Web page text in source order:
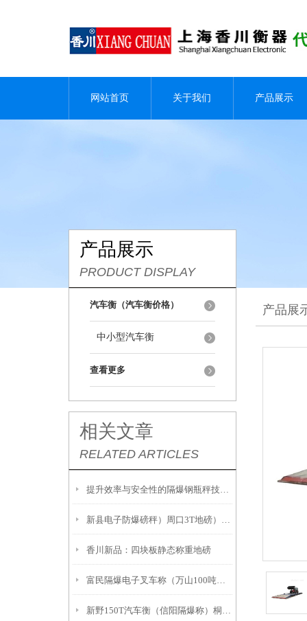
网站首页 关于我们 产品展示
产品展示
PRODUCT DISPLAY
汽车衡（汽车衡价格）
中小型汽车衡
查看更多
相关文章
RELATED ARTICLES
提升效率与安全性的隔爆钢瓶秤技术解析
新县电子防爆磅秤）周口3T地磅）息县隔爆桌秤注意事項:
香川新品：四块板静态称重地磅
富民隔爆电子叉车称（万山100吨吊秤）册亨2吨地磅
新野150T汽车衡（信阳隔爆称）桐柏20吨汽车衡故障维修解决方案：
产品展